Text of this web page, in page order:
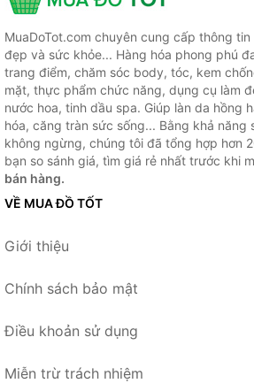
MuaDoTot.com chuyên cung cấp thông
đẹp và sức khỏe... Hàng hóa phong phú
trang điểm, chăm sóc body, tóc, kem
mặt, thực phẩm chức năng, dụng cụ làm
nước hoa, tinh dầu spa. Giúp làn da hồng
hóa, căng tràn sức sống... Bằng khả năng
không ngừng, chúng tôi đã tổng hợp hơn
bạn so sánh giá, tìm giá rẻ nhất trước khi
bán hàng.
VỀ MUA ĐỒ TỐT
Giới thiệu
Chính sách bảo mật
Điều khoản sử dụng
Miễn trừ trách nhiệm